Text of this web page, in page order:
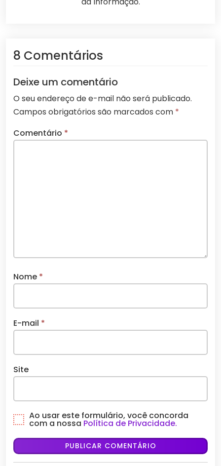
8 Comentários
Deixe um comentário
O seu endereço de e-mail não será publicado.
Campos obrigatórios são marcados com *
Comentário *
Nome *
E-mail *
Site
Ao usar este formulário, você concorda
com a nossa Política de Privacidade.